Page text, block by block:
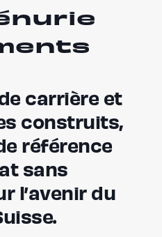
carrière et
construits,
référence
sans
l’avenir du